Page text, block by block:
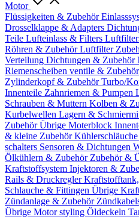
Motor
Flüssigkeiten & Zubehör
Drosselklappe & Adapters
Teile Lufteinlass & Filters
Röhren & ZubehörLuftfilter
Verteilung Dichtungen & Zubehör
Riemenscheiben ventile & Zubehör
Zylinderkopf & ZubehörTurbo/
Innenteile Zahnriemen & Pumpen
Schrauben & Muttern Kolben &
Kurbelwellen Lagern &
ZubehörÜbrige Moterblock
& kleine ZubehörKühlerschläuche
schalters Sensoren & Dichtungen
Ölkühlern & Zubehör Zubehör &
Kraftstoffsystem Injektoren &
Rails & Druckregler
Schlauche & Fittingen Übrige
Zündanlage & Zubehör
Übrige Motor styling Öldeckeln